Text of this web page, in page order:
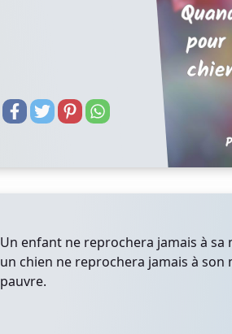
Un enfant ne reprochera jamais à sa
un chien ne reprochera jamais à son
pauvre.